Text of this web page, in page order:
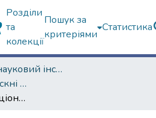
Розділи
та
колекції
Пошук за
критеріями
Статистика
Навчально-науковий інститут соціології та медіакомунікацій
Кваліфікаційні випускні роботи бакалаврів. Навчально-науковий інститут соціології та медіакомунікацій
Місце етики в функціонуванні медіа: компаративний аналіз українських та австрійських медіа